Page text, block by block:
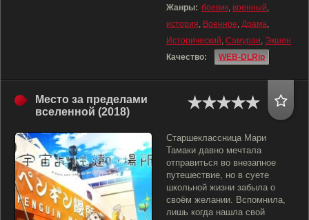
Жанры: боевик, военный,
история, Военное, Драма,
Исторический, Самураи, Экшен
Качество:
WEB-DLRip
Место за пределами
вселенной (2018)
Старшеклассница Мари
Тамаки давно мечтала
отправиться во внезапное
путешествие, но в суете
школьной жизни забыла о
своём желании. Вспомнила,
лишь когда нашла свой